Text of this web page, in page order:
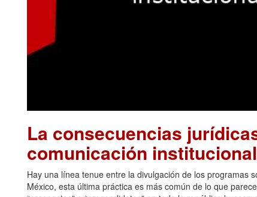
La consecuencias
comunicación
Hay una línea tenue entre la divulgación de los programas
México, esta última práctica es más común de lo que